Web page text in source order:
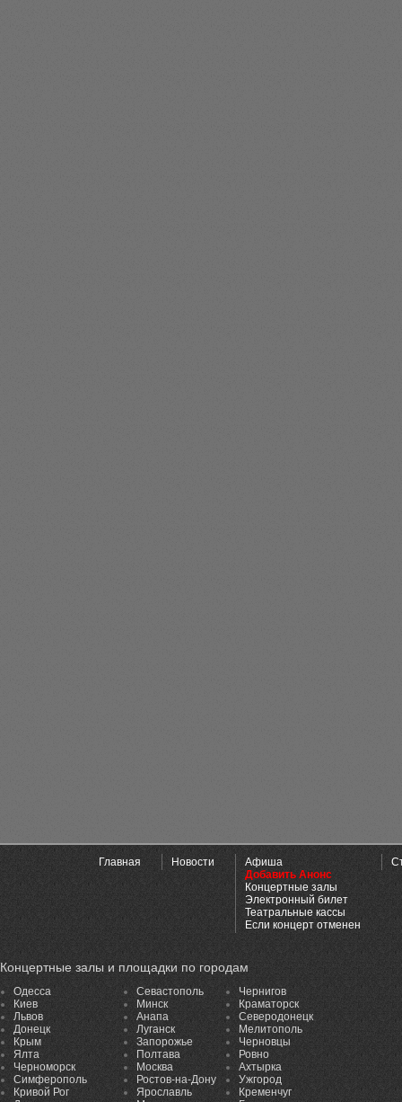
Главная Новости
Афиша
Добавить Анонс
Концертные залы
Электронный билет
Театральные кассы
Если концерт отменен
Концертные залы и площадки по городам
Одесса
Киев
Львов
Донецк
Крым
Ялта
Черноморск
Симферополь
Кривой Рог
Севастополь
Минск
Анапа
Луганск
Запорожье
Полтава
Москва
Ростов-на-Дону
Ярославль
Чернигов
Краматорск
Северодонецк
Мелитополь
Черновцы
Ровно
Ахтырка
Ужгород
Кременчуг